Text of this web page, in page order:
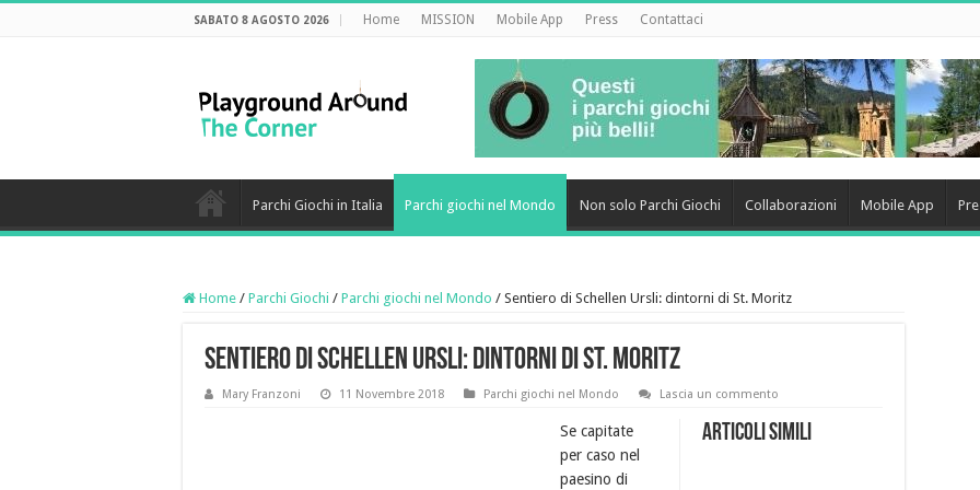
SABATO 8 AGOSTO 2026 Home MISSION Mobile App Press Contattaci
Parchi Giochi in Italia Parchi giochi nel Mondo Non solo Parchi Giochi Collaborazioni Mobile App
Home / Parchi Giochi / Parchi giochi nel Mondo / Sentiero di Schellen Ursli: dintorni di St. Moritz
Sentiero di Schellen Ursli: dintorni di St. Moritz
Mary Franzoni 11 Novembre 2018 Parchi giochi nel Mondo Lascia un commento
Articoli simili
Se capitate
per caso nel
paesino di